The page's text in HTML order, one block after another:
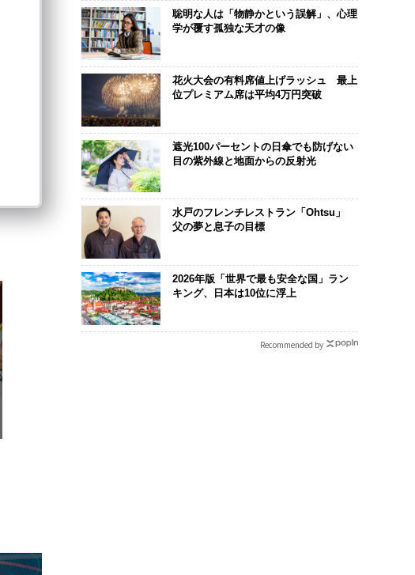
聡明な人は「物静かという誤解」、心理
学が覆す孤独な天才の像
花火大会の有料席値上げラッシュ 最上
位プレミアム席は平均4万円突破
遮光100パーセントの日傘でも防げない
目の紫外線と地面からの反射光
水戸のフレンチレストラン「Ohtsu」
父の夢と息子の目標
2026年版「世界で最も安全な国」ラン
キング、日本は10位に浮上
Recommended by